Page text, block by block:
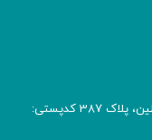
آدرس: پسـتی تهران، خیابان طالقانی، میدان فلسطین، پلاک 387 کدپستی: